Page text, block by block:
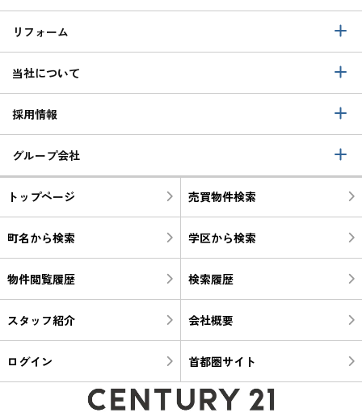
リフォーム
当社について
採用情報
グループ会社
トップページ 売買物件検索
町名から検索 学区から検索
物件閲覧履歴 検索履歴
スタッフ紹介 会社概要
ログイン 首都圏サイト